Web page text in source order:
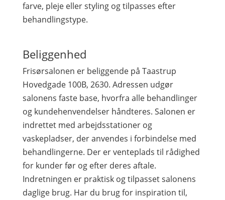
farve, pleje eller styling og tilpasses efter
behandlingstype.
Beliggenhed
Frisørsalonen er beliggende på Taastrup
Hovedgade 100B, 2630. Adressen udgør
salonens faste base, hvorfra alle behandlinger
og kundehenvendelser håndteres. Salonen er
indrettet med arbejdsstationer og
vaskepladser, der anvendes i forbindelse med
behandlingerne. Der er venteplads til rådighed
for kunder før og efter deres aftale.
Indretningen er praktisk og tilpasset salonens
daglige brug. Har du brug for inspiration til,